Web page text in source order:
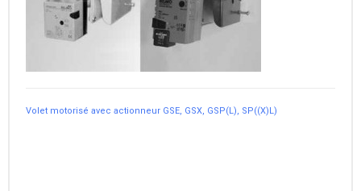
Volet motorisé avec actionneur GSE, GSX, GSP(L), SP((X)L)